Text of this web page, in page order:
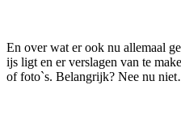
En over wat er ook nu allemaal
ijs ligt en er verslagen van te
of foto`s. Belangrijk? Nee nu